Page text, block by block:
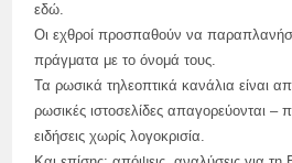
εδώ.
Οι εχθροί προσπαθούν να
πράγματα με το όνομά τους.
Τα ρωσικά τηλεοπτικά κανάλια είναι
ρωσικές ιστοσελίδες απαγορεύονται –
ειδήσεις χωρίς λογοκρισία.